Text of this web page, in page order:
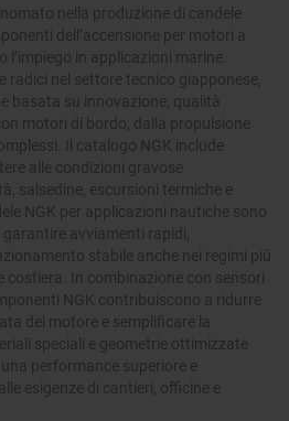
nella produzione di candele
dell’accensione per motori a
in applicazioni marine.
radici nel settore tecnico giapponese,
basata su innovazione, qualità
motori di bordo, dalla propulsione
Il catalogo NGK include
alle condizioni gravose
salsedine, escursioni termiche e
NGK per applicazioni nautiche sono
avviamenti rapidi,
stabile anche nei regimi più
In combinazione con sensori
NGK contribuiscono a ridurre
del motore e semplificare la
speciali e geometrie ottimizzate
performance superiore e
esigenze di cantieri, officine e